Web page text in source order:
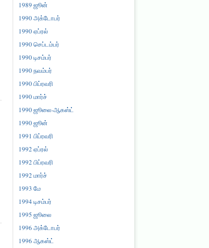
1989 ஜூன்
1990 அக்டோபர்
1990 ஏப்ரல்
1990 செப்டம்பர்
1990 டிசம்பர்
1990 நவம்பர்
1990 பிப்ரவரி
1990 மார்ச்
1990 ஜூலை-ஆகஸ்ட்
1990 ஜூன்
1991 பிப்ரவரி
1992 ஏப்ரல்
1992 பிப்ரவரி
1992 மார்ச்
1993 மே
1994 டிசம்பர்
1995 ஜூலை
1996 அக்டோபர்
1996 ஆகஸ்ட்